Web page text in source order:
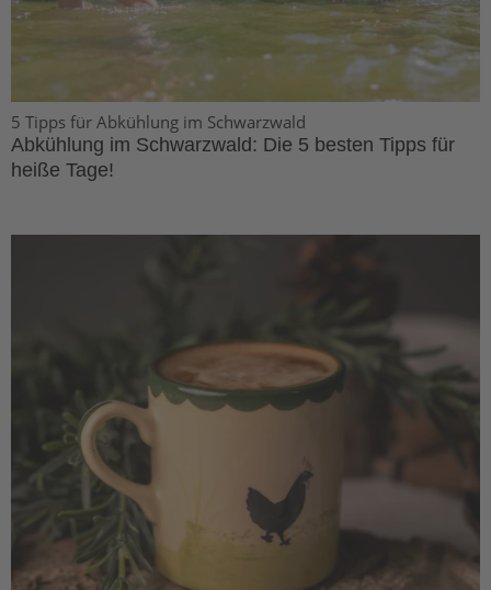
5 Tipps für Abkühlung im Schwarzwald
Abkühlung im Schwarzwald: Die 5 besten Tipps für
heiße Tage!